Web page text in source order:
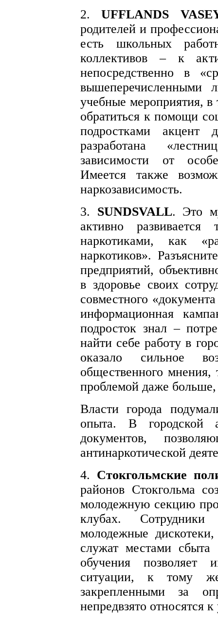
2.UFFLANDS
родителей и
есть школьных
коллективов – к
непосредственно в
вышеперечисленными
учебные мероприятия,
обратиться к помощи
подростками акцент
разработана
зависимости от
Имеется также
наркозависимость.
3. SUNDSVALL. Это
активно
наркотиками, как
наркотиков».
предприятий,
в здоровье своих
совместного
информационная
подросток знал –
найти себе работу в
оказало сильное
общественного мнения,
проблемой даже
Власти города
опыта. В городской
документов,
антинаркотической
4. Стокгольмские
районов Стокгольма
молодежную секцию
клубах.
молодежные
служат местами сбыта
обучения позволяет
ситуации, к тому
закрепленными за
непредвзято относятся